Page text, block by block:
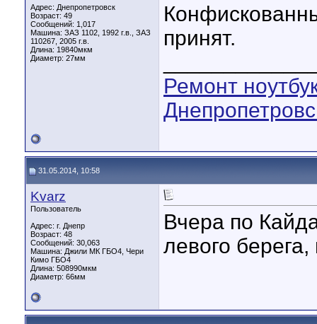
Адрес: Днепропетровск
Возраст: 49
Сообщений: 1,017
Машина: ЗАЗ 1102, 1992 г.в., ЗАЗ
110267, 2005 г.в.
Длина: 19840мкм
Диаметр: 27мм
принят.
Ремонт
31.05.2014, 10:58
Kvarz
Пользователь
Адрес: г. Днепр
Возраст: 48
Сообщений: 30,063
Машина: Джили МК ГБО4, Чери
Кимо ГБО4
Длина: 508990мкм
Диаметр: 66мм
Вчера по
левого